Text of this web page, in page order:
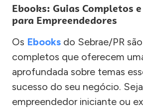
Ebooks: Guias Completos
para Empreendedores
Os Ebooks do Sebrae/PR
completos que oferecem
aprofundada sobre temas
sucesso do seu negócio.
empreendedor iniciante ou